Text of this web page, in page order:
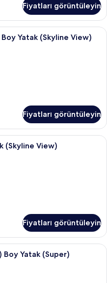
Fiyatları görüntüleyin
Premier Oda, 1 En Büyük (King) Boy
Yatak (Skyline View)
Fiyatları görüntüleyin
Premier Oda, 2 Tek Kişilik Yatak
(Skyline View)
Fiyatları görüntüleyin
Minibar, odada kasa, masa, güneşlik/
Boy Yatak (Super)